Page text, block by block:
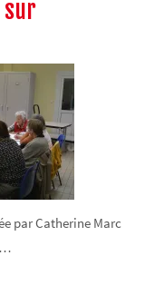
sur
par Catherine Marc